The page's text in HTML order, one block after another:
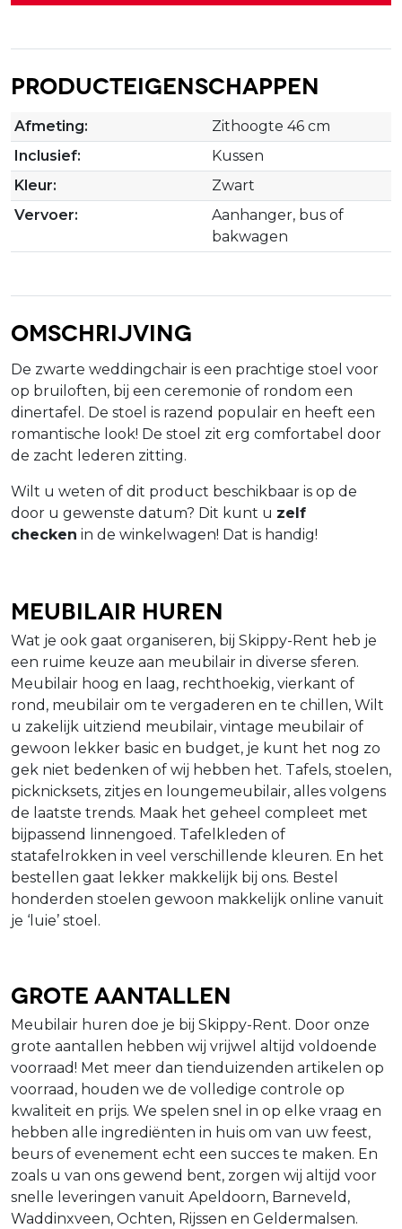
Producteigenschappen
Afmeting:
Zithoogte 46 cm
Inclusief:
Kussen
Kleur:
Zwart
Vervoer:
Aanhanger, bus of
bakwagen
Omschrijving
De zwarte weddingchair is een prachtige stoel voor
op bruiloften, bij een ceremonie of rondom een
dinertafel. De stoel is razend populair en heeft een
romantische look! De stoel zit erg comfortabel door
de zacht lederen zitting.
Wilt u weten of dit product beschikbaar is op de
door u gewenste datum? Dit kunt u zelf
checken in de winkelwagen! Dat is handig!
Meubilair huren
Wat je ook gaat organiseren, bij Skippy-Rent heb je
een ruime keuze aan meubilair in diverse sferen.
Meubilair hoog en laag, rechthoekig, vierkant of
rond, meubilair om te vergaderen en te chillen, Wilt
u zakelijk uitziend meubilair, vintage meubilair of
gewoon lekker basic en budget, je kunt het nog zo
gek niet bedenken of wij hebben het. Tafels, stoelen,
picknicksets, zitjes en loungemeubilair, alles volgens
de laatste trends. Maak het geheel compleet met
bijpassend linnengoed. Tafelkleden of
statafelrokken in veel verschillende kleuren. En het
bestellen gaat lekker makkelijk bij ons. Bestel
honderden stoelen gewoon makkelijk online vanuit
je ‘luie’ stoel.
Grote aantallen
Meubilair huren doe je bij Skippy-Rent. Door onze
grote aantallen hebben wij vrijwel altijd voldoende
voorraad! Met meer dan tienduizenden artikelen op
voorraad, houden we de volledige controle op
kwaliteit en prijs. We spelen snel in op elke vraag en
hebben alle ingrediënten in huis om van uw feest,
beurs of evenement echt een succes te maken. En
zoals u van ons gewend bent, zorgen wij altijd voor
snelle leveringen vanuit Apeldoorn, Barneveld,
Waddinxveen, Ochten, Rijssen en Geldermalsen.